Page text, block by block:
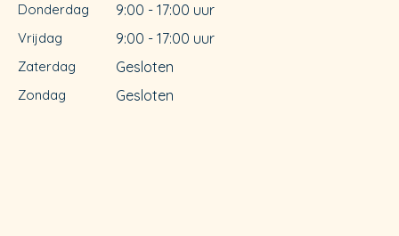
Donderdag 9:00 - 17:00 uur
Vrijdag 9:00 - 17:00 uur
Zaterdag Gesloten
Zondag Gesloten